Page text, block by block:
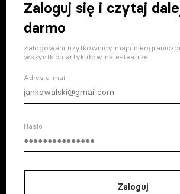
Zaloguj się i czytaj
darmo
Zalogowani użytkownicy mają
wszystkich artykułów na e-teatrze.
Adres e-mail
Haslo
Zaloguj